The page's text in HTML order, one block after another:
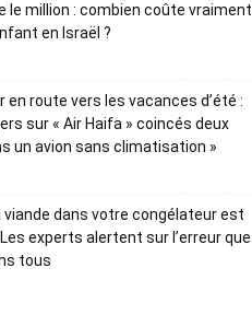
le million : combien coûte vraiment
en Israël ?
en route vers les vacances d’été :
sur « Air Haifa » coincés deux
un avion sans climatisation »
viande dans votre congélateur est
experts alertent sur l’erreur que
tous